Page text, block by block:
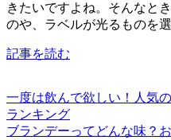
きたいですよね。そんなと
のや、ラベルが光るものを
記事を読む
一度は飲んで欲しい！人気
ランキング
ブランデーってどんな味？